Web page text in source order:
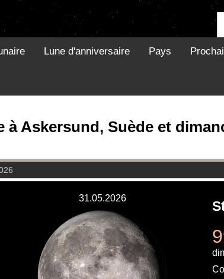
Lune d'anniversaire Pays
à Askersund, Suède et
31.05.2026